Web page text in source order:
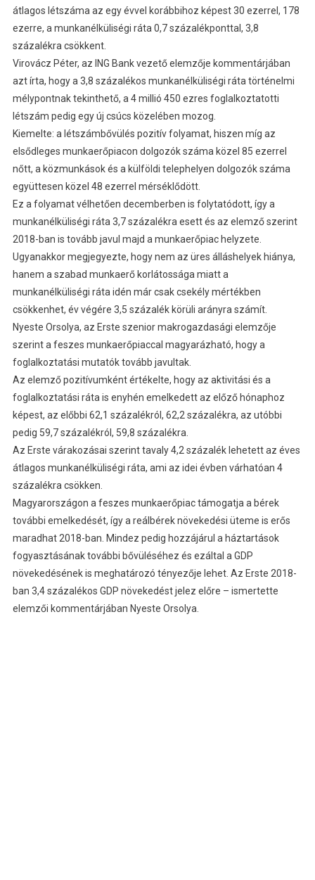
átlagos létszáma az egy évvel korábbihoz képest 30 ezerrel, 178
ezerre, a munkanélküliségi ráta 0,7 százalékponttal, 3,8
százalékra csökkent.
Virovácz Péter, az ING Bank vezető elemzője kommentárjában
azt írta, hogy a 3,8 százalékos munkanélküliségi ráta történelmi
mélypontnak tekinthető, a 4 millió 450 ezres foglalkoztatotti
létszám pedig egy új csúcs közelében mozog.
Kiemelte: a létszámbővülés pozitív folyamat, hiszen míg az
elsődleges munkaerőpiacon dolgozók száma közel 85 ezerrel
nőtt, a közmunkások és a külföldi telephelyen dolgozók száma
együttesen közel 48 ezerrel mérséklődött.
Ez a folyamat vélhetően decemberben is folytatódott, így a
munkanélküliségi ráta 3,7 százalékra esett és az elemző szerint
2018-ban is tovább javul majd a munkaerőpiac helyzete.
Ugyanakkor megjegyezte, hogy nem az üres álláshelyek hiánya,
hanem a szabad munkaerő korlátossága miatt a
munkanélküliségi ráta idén már csak csekély mértékben
csökkenhet, év végére 3,5 százalék körüli arányra számít.
Nyeste Orsolya, az Erste szenior makrogazdasági elemzője
szerint a feszes munkaerőpiaccal magyarázható, hogy a
foglalkoztatási mutatók tovább javultak.
Az elemző pozitívumként értékelte, hogy az aktivitási és a
foglalkoztatási ráta is enyhén emelkedett az előző hónaphoz
képest, az előbbi 62,1 százalékról, 62,2 százalékra, az utóbbi
pedig 59,7 százalékról, 59,8 százalékra.
Az Erste várakozásai szerint tavaly 4,2 százalék lehetett az éves
átlagos munkanélküliségi ráta, ami az idei évben várhatóan 4
százalékra csökken.
Magyarországon a feszes munkaerőpiac támogatja a bérek
további emelkedését, így a reálbérek növekedési üteme is erős
maradhat 2018-ban. Mindez pedig hozzájárul a háztartások
fogyasztásának további bővüléséhez és ezáltal a GDP
növekedésének is meghatározó tényezője lehet. Az Erste 2018-
ban 3,4 százalékos GDP növekedést jelez előre – ismertette
elemzői kommentárjában Nyeste Orsolya.